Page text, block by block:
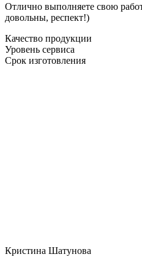
Отлично выполняете свою
довольны, респект!)
Качество продукции
Уровень сервиса
Срок изготовления
Кристина Шатунова